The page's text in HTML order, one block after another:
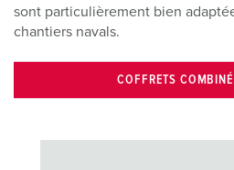
sont particulièrement bien
chantiers navals.
COFFRETS